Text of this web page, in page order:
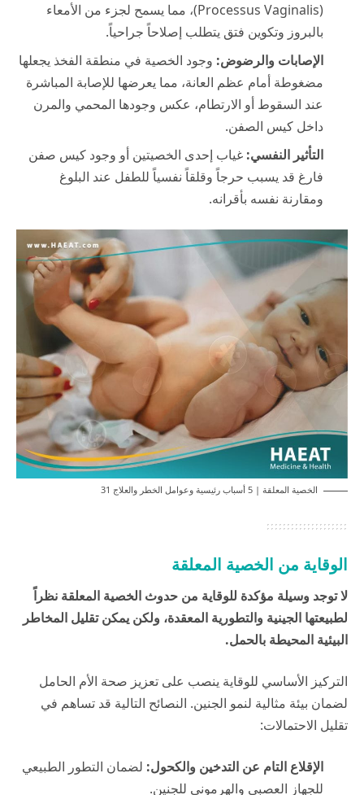
(Processus Vaginalis)، مما يسمح لجزء من الأمعاء
بالبروز وتكوين فتق يتطلب إصلاحاً جراحياً.
الإصابات والرضوض: وجود الخصية في منطقة الفخذ يجعلها
مضغوطة أمام عظم العانة، مما يعرضها للإصابة المباشرة
عند السقوط أو الارتطام، عكس وجودها المحمي والمرن
داخل كيس الصفن.
التأثير النفسي: غياب إحدى الخصيتين أو وجود كيس صفن
فارغ قد يسبب حرجاً وقلقاً نفسياً للطفل عند البلوغ
ومقارنة نفسه بأقرانه.
الخصية المعلقة | 5 أسباب رئيسية وعوامل الخطر والعلاج 31
الوقاية من الخصية المعلقة
لا توجد وسيلة مؤكدة للوقاية من حدوث الخصية المعلقة نظراً
لطبيعتها الجينية والتطورية المعقدة، ولكن يمكن تقليل المخاطر
البيئية المحيطة بالحمل.
التركيز الأساسي للوقاية ينصب على تعزيز صحة الأم الحامل
لضمان بيئة مثالية لنمو الجنين. النصائح التالية قد تساهم في
تقليل الاحتمالات:
الإقلاع التام عن التدخين والكحول: لضمان التطور الطبيعي
للجهاز العصبي والهرموني للجنين.